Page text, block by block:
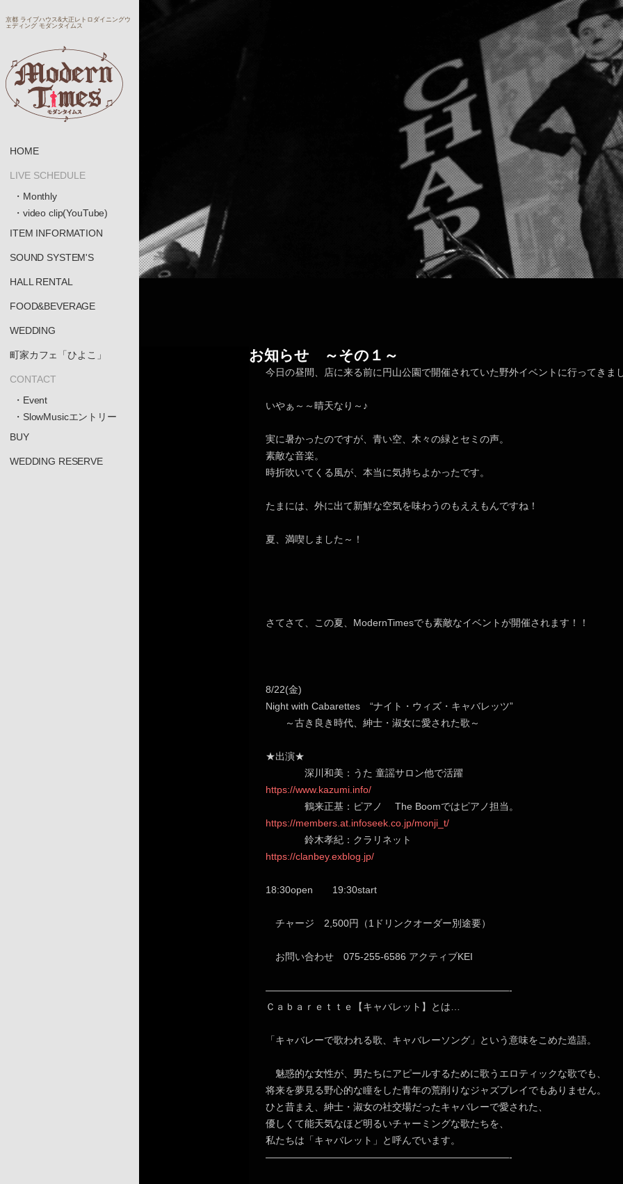
京都 ライブハウス&大正レトロダイニングウ
ェディング モダンタイムス
HOME
LIVE SCHEDULE
・Monthly
・video clip(YouTube)
ITEM INFORMATION
SOUND SYSTEM'S
HALL RENTAL
FOOD&BEVERAGE
WEDDING
町家カフェ「ひよこ」
CONTACT
・Event
・SlowMusicエントリー
BUY
WEDDING RESERVE
お知らせ ～その１～
今日の昼間、店に来る前に円山公園で開催されていた野外イベントに行ってきま
いやぁ～～晴天なり～♪
実に暑かったのですが、青い空、木々の緑とセミの声。
素敵な音楽。
時折吹いてくる風が、本当に気持ちよかったです。
たまには、外に出て新鮮な空気を味わうのもええもんですね！
夏、満喫しました～！
さてさて、この夏、ModernTimesでも素敵なイベントが開催されます！！
8/22(金)
Night with Cabarettes “ナイト・ウィズ・キャバレッツ”
～古き良き時代、紳士・淑女に愛された歌～
★出演★
深川和美：うた 童謡サロン他で活躍
https://www.kazumi.info/
鶴来正基：ピアノ The Boomではピアノ担当。
https://members.at.infoseek.co.jp/monji_t/
鈴木孝紀：クラリネット
https://clanbey.exblog.jp/
18:30open 19:30start
チャージ 2,500円（1ドリンクオーダー別途要）
お問い合わせ 075-255-6586 アクティブKEI
—————————————————————————-
Ｃａｂａｒｅｔｔｅ【キャバレット】とは…
「キャバレーで歌われる歌、キャバレーソング」という意味をこめた造語。
魅惑的な女性が、男たちにアピールするために歌うエロティックな歌でも、
将来を夢見る野心的な瞳をした青年の荒削りなジャズプレイでもありません。
ひと昔まえ、紳士・淑女の社交場だったキャバレーで愛された、
優しくて能天気なほど明るいチャーミングな歌たちを、
私たちは「キャバレット」と呼んでいます。
—————————————————————————-